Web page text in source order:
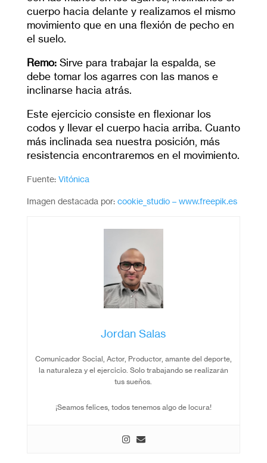
cuerpo hacia delante y realizamos el mismo
movimiento que en una flexión de pecho en
el suelo.
Remo:Sirve para trabajar la espalda, se
debe tomar los agarres con las manos e
inclinarse hacia atrás.
Este ejercicio consiste en flexionar los
codos y llevar el cuerpo hacia arriba. Cuanto
más inclinada sea nuestra posición, más
resistencia encontraremos en el movimiento.
Fuente: Vitónica
Imagen destacada por: cookie_studio – www.freepik.es
Jordan Salas
Comunicador Social, Actor, Productor, amante del deporte,
la naturaleza y el ejercicio. Solo trabajando se realizarán
tus sueños.
¡Seamos felices, todos tenemos algo de locura!